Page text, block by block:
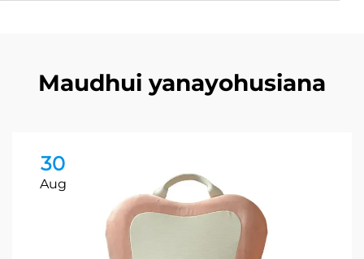
Maudhui yanayohusiana
30
Aug